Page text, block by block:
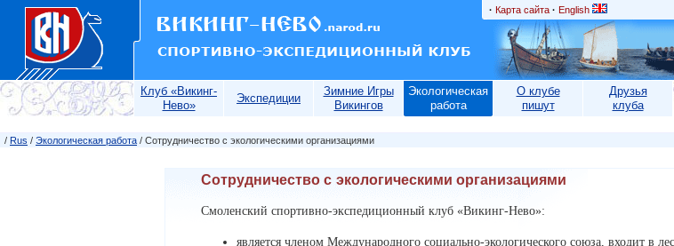
· Карта сайта · English
Клуб «Викинг-
Нево»
Экспедиции
Зимние Игры
Викингов
Экологическая
работа
О клубе
пишут
Друзья
клуба
/ Rus / Экологическая работа / Сотрудничество с экологическими организациями
Сотрудничество с экологическими организациями
Смоленский спортивно-экспедиционный клуб «Викинг-Нево»:
является членом Международного социально-экологического союза, входит в